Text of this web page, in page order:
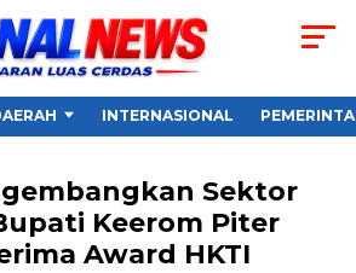
INTERNASIONAL
Sektor
Keerom Piter
Award HKTI